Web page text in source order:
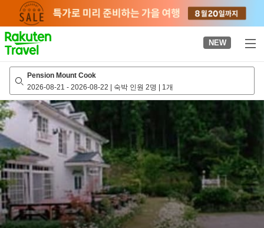
page
NEW
Pension Mount Cook
2026-08-21 - 2026-08-22 | 숙박 인원 2명 | 1개